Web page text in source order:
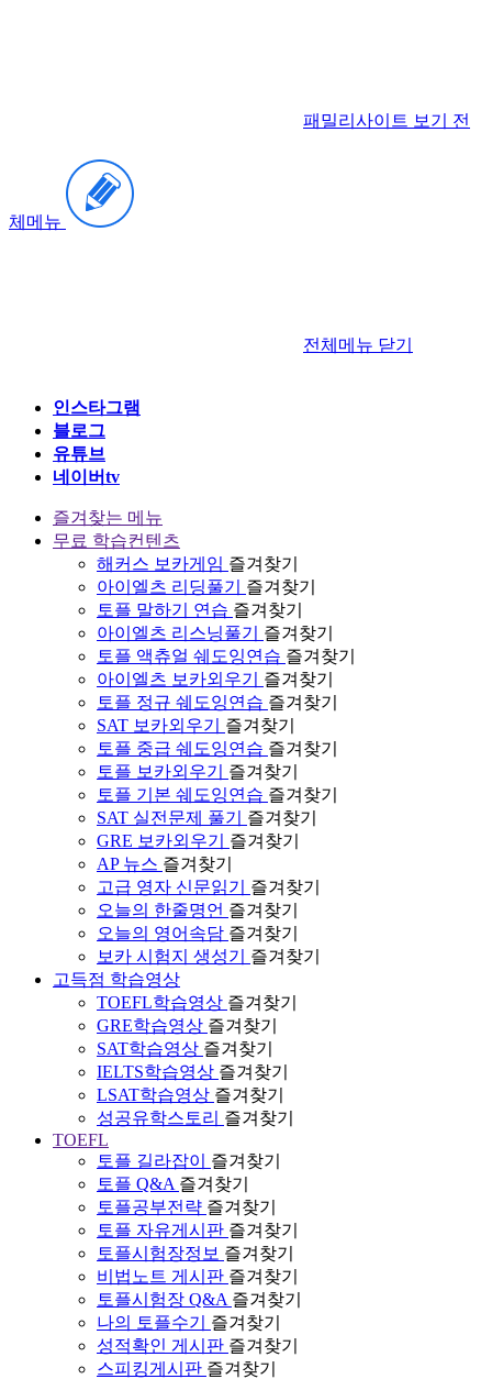
패밀리사이트 보기 전
체메뉴
전체메뉴 닫기
인스타그램
블로그
유튜브
네이버tv
즐겨찾는 메뉴
무료 학습컨텐츠
해커스 보카게임 즐겨찾기
아이엘츠 리딩풀기
즐겨찾기
토플 말하기 연습 즐겨찾기
아이엘츠 리스닝풀기
즐겨찾기
토플 액츄얼 쉐도잉연습 즐겨찾기
아이엘츠 보카외우기
즐겨찾기
토플 정규 쉐도잉연습 즐겨찾기
SAT 보카외우기
즐겨찾기
토플 중급 쉐도잉연습 즐겨찾기
토플 보카외우기
즐겨찾기
토플 기본 쉐도잉연습 즐겨찾기
SAT 실전문제 풀기
즐겨찾기
GRE 보카외우기
즐겨찾기
AP 뉴스 즐겨찾기
고급 영자 신문읽기
즐겨찾기
오늘의 한줄명언 즐겨찾기
오늘의 영어속담 즐겨찾기
보카 시험지 생성기
즐겨찾기
고득점 학습영상
TOEFL학습영상 즐겨찾기
GRE학습영상 즐겨찾기
SAT학습영상 즐겨찾기
IELTS학습영상 즐겨찾기
LSAT학습영상 즐겨찾기
성공유학스토리 즐겨찾기
TOEFL
토플 길라잡이
즐겨찾기
토플 Q&A 즐겨찾기
토플공부전략 즐겨찾기
토플 자유게시판 즐겨찾기
토플시험장정보 즐겨찾기
비법노트 게시판 즐겨찾기
토플시험장 Q&A 즐겨찾기
나의 토플수기
즐겨찾기
성적확인 게시판 즐겨찾기
스피킹게시판 즐겨찾기